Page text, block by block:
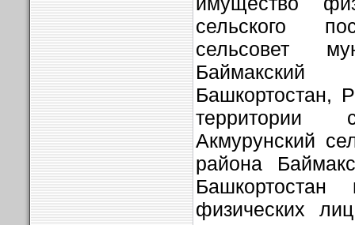
сельского
сельсовет
Баймакский
территории
Акмурунский
района
физических